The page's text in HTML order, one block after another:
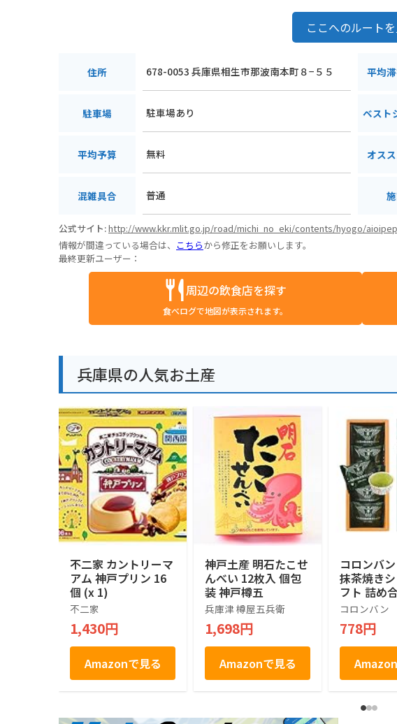
ここへのルート
住所 678-0053 兵庫県相生市那波南本町８−５５ 平均
駐車場 駐車場あり ベスト
平均予算 無料 オス
混雑具合 普通
公式サイト:http://www.kkr.mlit.go.jp/road/michi_no_eki/contents/hyogo/
情報が間違っている場合は、 こちらから修正をお願いします。
最終更新ユーザー：
周辺の飲食店を探す
食べログで地図が表示されます。
兵庫県の人気お土産
不二家 カントリーマ
アム 神戸プリン 16
個 (x 1)
不二家
1,430円
Amazonで見る
神戸土産 明石たこせ
んべい 12枚入 個包
装 神戸樽五
兵庫津 樽屋五兵衛
1,698円
Amazonで見る
コロンバ
抹茶焼き
フト 詰め
包装 プレ
産 お菓子
ショコラ 5
コロンバン
778円